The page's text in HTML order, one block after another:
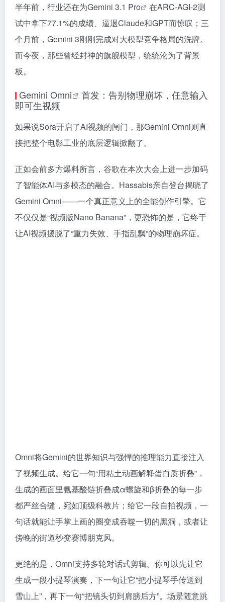
半年前，行业还在为Gemini 3.1 Pro
在ARC-AGI-2测
试中拿下77.1%的成绩、逼退Claude和GPT而惊叹；三
个月前，Gemini 3刚刚完成对大模型竞争格局的洗牌。
而今夜，那些曾经封神的旗舰模型，统统沦为了背景
板。
Gemini Omni
首发：告别物理崩坏，任意输入
即可生视频
如果说Sora开启了AI视频的闸门，那Gemini Omni则直
接把整个电影工业的底层逻辑掀翻了。
正如会前多方爆料所言，谷歌在本次大会上进一步加码
了智能体AI与多模态的融合。Hassabis亲自登台揭晓了
Gemini Omni——一个真正意义上的全能创作引擎。它
不仅仅是“视频版Nano Banana”，更恐怖的是，它终于
让AI视频摆脱了“重力失效、手指乱飘”的物理崩坏症。
Omni将Gemini的世界知识与强悍的推理能力直接注入
了视频生成。给它一句“用粘土动画解释蛋白质折叠”，
生成的画面里氨基酸链折叠成α螺旋和β折叠的每一步
都严丝合缝，宛如顶级科教片；给它一段自拍视频，一
句话就能让手掌上画的圈变成吞噬一切的黑洞，或者让
傍晚的街道秒变赛博朋克风。
更绝的是，Omni支持多轮对话式剪辑。你可以先让它
生成一段小提琴演奏，下一句让它“把小提琴手传送到
雪山上”，再下一句“把镜头切到肩膀后方”。场景随意跳